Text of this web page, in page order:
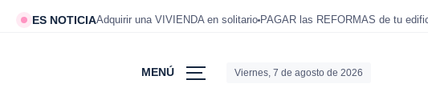
ES NOTICIAAdquirir una VIVIENDA en solitario PAGAR las REFORMAS de tu
MENÚ Viernes, 7 de agosto de 2026